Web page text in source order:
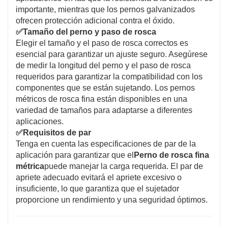
importante, mientras que los pernos galvanizados
ofrecen protección adicional contra el óxido.
✅Tamaño del perno y paso de rosca
Elegir el tamaño y el paso de rosca correctos es
esencial para garantizar un ajuste seguro. Asegúrese
de medir la longitud del perno y el paso de rosca
requeridos para garantizar la compatibilidad con los
componentes que se están sujetando. Los pernos
métricos de rosca fina están disponibles en una
variedad de tamaños para adaptarse a diferentes
aplicaciones.
✅Requisitos de par
Tenga en cuenta las especificaciones de par de la
aplicación para garantizar que el Perno de rosca fina
métricapuede manejar la carga requerida. El par de
apriete adecuado evitará el apriete excesivo o
insuficiente, lo que garantiza que el sujetador
proporcione un rendimiento y una seguridad óptimos.